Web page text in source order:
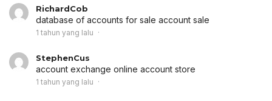
RichardCob
database of accounts for sale account sale
1 tahun yang lalu
StephenCus
account exchange online account store
1 tahun yang lalu